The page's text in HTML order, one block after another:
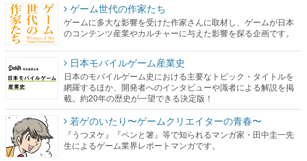
ゲーム世代の作家たち
ゲームに多大な影響を受けた作家さんに取材し、ゲームが日本
のコンテンツ産業やカルチャーに与えた影響を探る企画です。
日本モバイルゲーム産業史
日本のモバイルゲーム史における主要なトピック・タイトルを
網羅するほか、開発者へのインタビューや識者による解説を掲
載。約20年の歴史が一望できる決定版！
若ゲのいたり〜ゲームクリエイターの青春〜
『うつヌケ』『ペンと箸』等で知られるマンガ家・田中圭一先
生によるゲーム業界レポートマンガです。